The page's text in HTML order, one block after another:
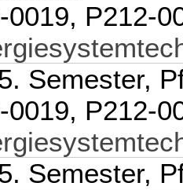
0019, P212-
Semester,
0019, P212-
Semester,